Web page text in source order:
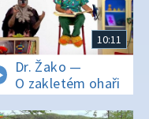
10:11
Dr. Žako —
O zakletém ohaři